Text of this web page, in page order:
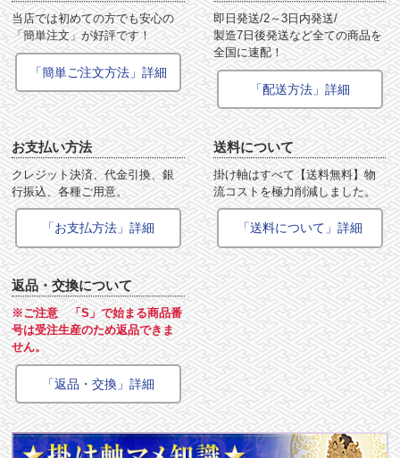
当店では初めての方でも安心の
「簡単注文」が好評です！
「簡単ご注文方法」詳細
即日発送/2～3日内発送/
製造7日後発送など全ての商品を
全国に速配！
「配送方法」詳細
お支払い方法
クレジット決済、代金引換、銀
行振込、各種ご用意。
「お支払方法」詳細
送料について
掛け軸はすべて【送料無料】物
流コストを極力削減しました。
「送料について」詳細
返品・交換について
※ご注意 「S」で始まる商品番
号は受注生産のため返品できま
せん。
「返品・交換」詳細